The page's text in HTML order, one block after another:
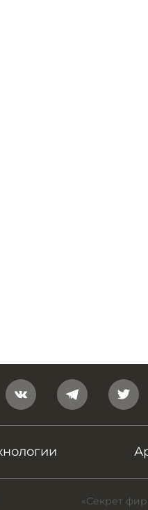
«Секрет